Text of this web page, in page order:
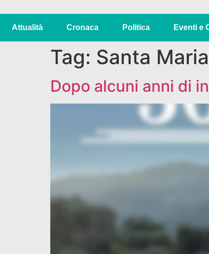
Attualità Cronaca Politica Eventi e
Tag: Santa
Dopo alcuni anni di